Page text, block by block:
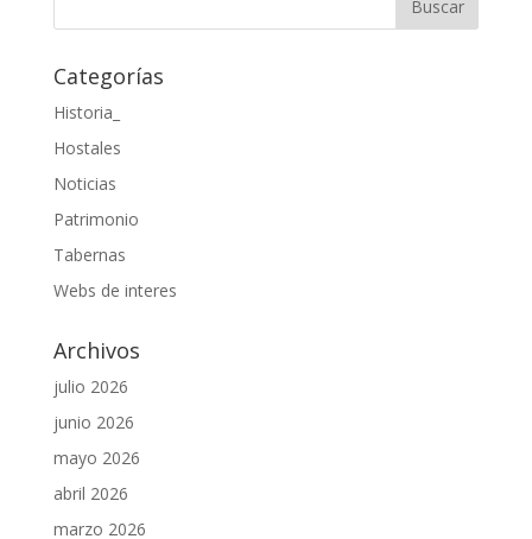
Categorías
Historia_
Hostales
Noticias
Patrimonio
Tabernas
Webs de interes
Archivos
julio 2026
junio 2026
mayo 2026
abril 2026
marzo 2026